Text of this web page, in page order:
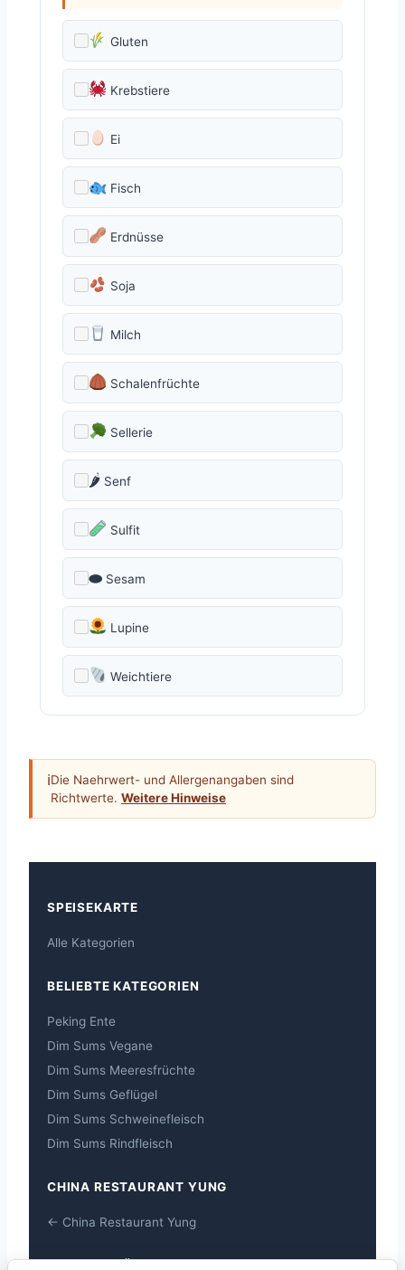
Gluten
Krebstiere
Ei
Fisch
Erdnüsse
Soja
Milch
Schalenfrüchte
Sellerie
🌶 Senf
Sulfit
⬬ Sesam
Lupine
Weichtiere
ℹDie Naehrwert- und Allergenangaben sind
Richtwerte. Weitere Hinweise
SPEISEKARTE
Alle Kategorien
BELIEBTE KATEGORIEN
Peking Ente
Dim Sums Vegane
Dim Sums Meeresfrüchte
Dim Sums Geflügel
Dim Sums Schweinefleisch
Dim Sums Rindfleisch
CHINA RESTAURANT YUNG
← China Restaurant Yung